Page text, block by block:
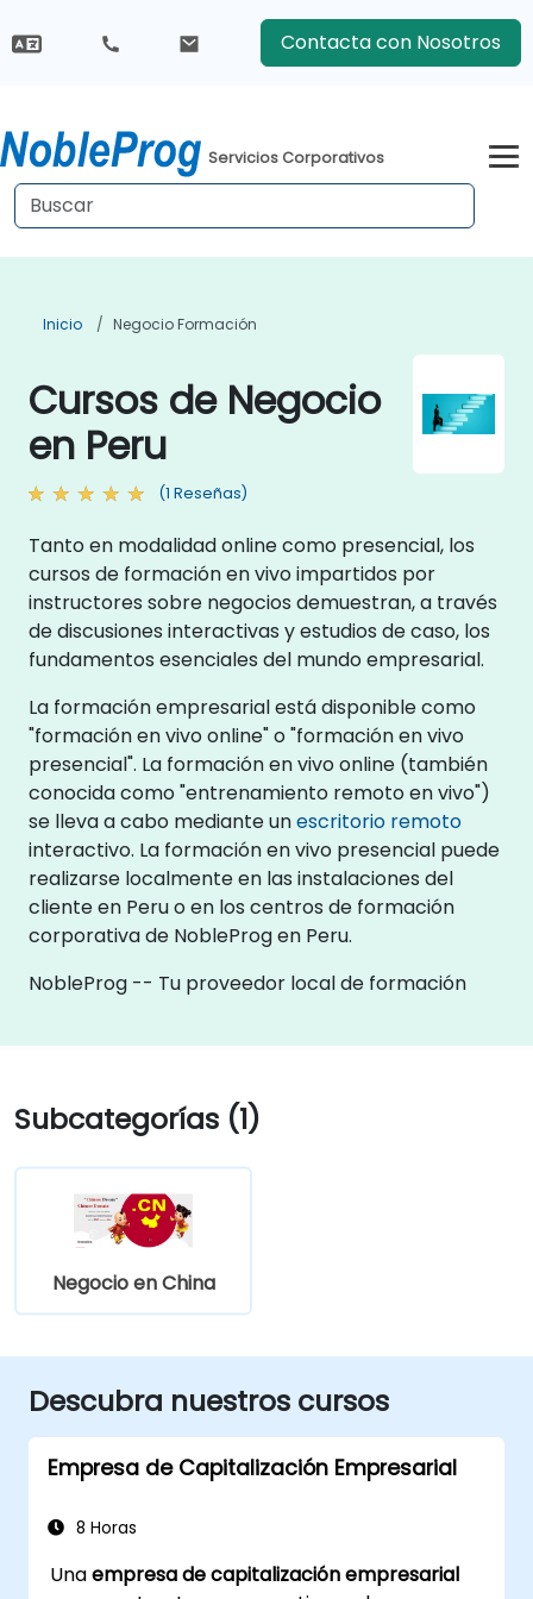
Contacta con Nosotros
Servicios Corporativos
Inicio Negocio Formación
Cursos de Negocio
en Peru
(1 Reseñas)
Tanto en modalidad online como presencial, los
cursos de formación en vivo impartidos por
instructores sobre negocios demuestran, a través
de discusiones interactivas y estudios de caso, los
fundamentos esenciales del mundo empresarial.
La formación empresarial está disponible como
"formación en vivo online" o "formación en vivo
presencial". La formación en vivo online (también
conocida como "entrenamiento remoto en vivo")
se lleva a cabo mediante unescritorio remoto
interactivo. La formación en vivo presencial puede
realizarse localmente en las instalaciones del
cliente en Peru o en los centros de formación
corporativa de NobleProg en Peru.
NobleProg -- Tu proveedor local de formación
Subcategorías (1)
Negocio en China
Descubra nuestros cursos
Empresa de Capitalización Empresarial
8 Horas
Unaempresa de capitalización empresarial